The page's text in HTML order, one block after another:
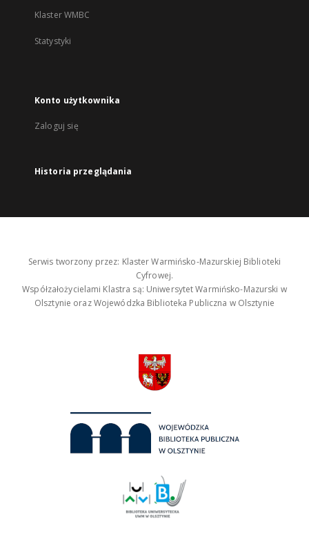
Klaster WMBC
Statystyki
Konto użytkownika
Zaloguj się
Historia przeglądania
Serwis tworzony przez: Klaster Warmińsko-Mazurskiej Biblioteki
Cyfrowej.
Współzałożycielami Klastra są: Uniwersytet Warmińsko-Mazurski w
Olsztynie oraz Wojewódzka Biblioteka Publiczna w Olsztynie